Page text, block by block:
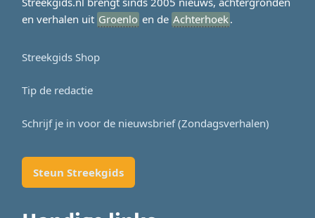
en verhalen uit Groenlo en de Achterhoek.
Streekgids Shop
Tip de redactie
Schrijf je in voor de nieuwsbrief (Zondagsverhalen)
Steun Streekgids